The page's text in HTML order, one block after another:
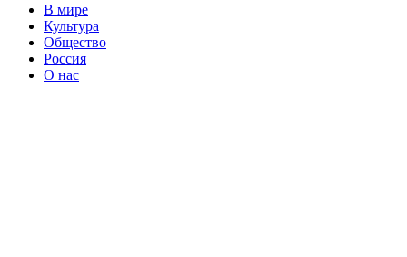
В мире
Культура
Общество
Россия
О нас